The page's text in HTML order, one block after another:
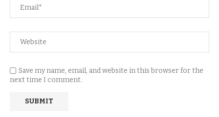
Save my name, email, and website in this browser for the
next time I comment.